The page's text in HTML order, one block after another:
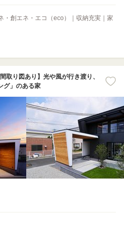
・創エネ・エコ（eco）｜収納充実｜家
取り図あり】光や風が行き渡り、
グ」のある家